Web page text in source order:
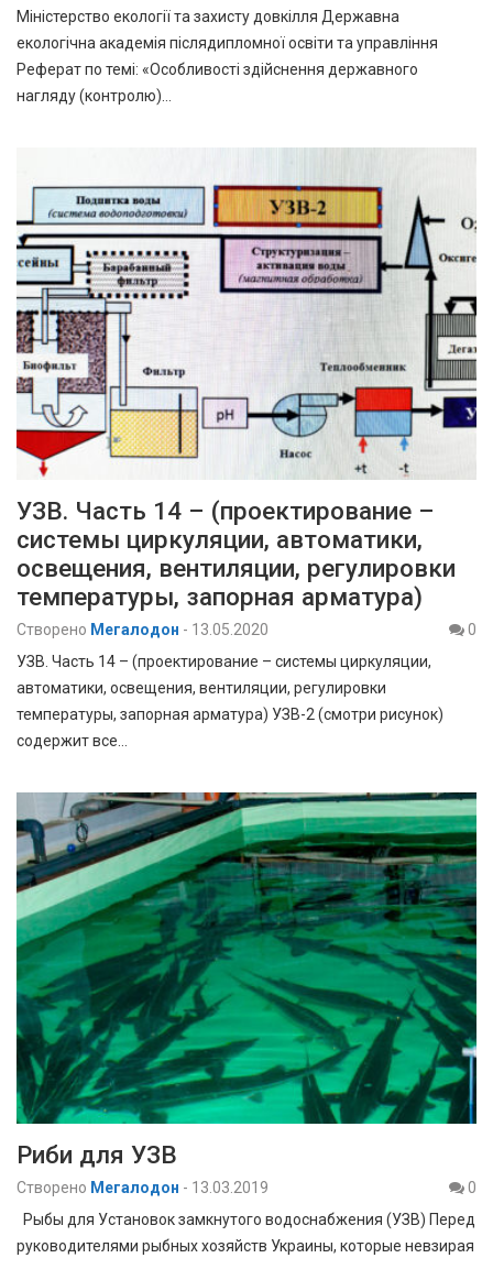
Міністерство екології та захисту довкілля Державна
екологічна академія післядипломної освіти та управління
Реферат по темі: «Особливості здійснення державного
нагляду (контролю)…
УЗВ. Часть 14 – (проектирование –
системы циркуляции, автоматики,
освещения, вентиляции, регулировки
температуры, запорная арматура)
Створено Мегалодон - 13.05.2020
0
УЗВ. Часть 14 – (проектирование – системы циркуляции,
автоматики, освещения, вентиляции, регулировки
температуры, запорная арматура) УЗВ-2 (смотри рисунок)
содержит все…
Риби для УЗВ
Створено Мегалодон - 13.03.2019
0
Рыбы для Установок замкнутого водоснабжения (УЗВ) Перед
руководителями рыбных хозяйств Украины, которые невзирая